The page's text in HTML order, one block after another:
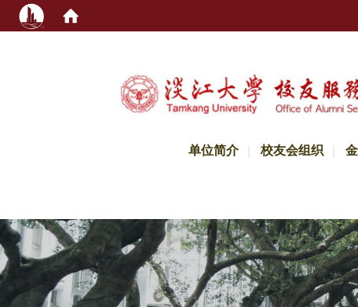
单位简介 校友会组织